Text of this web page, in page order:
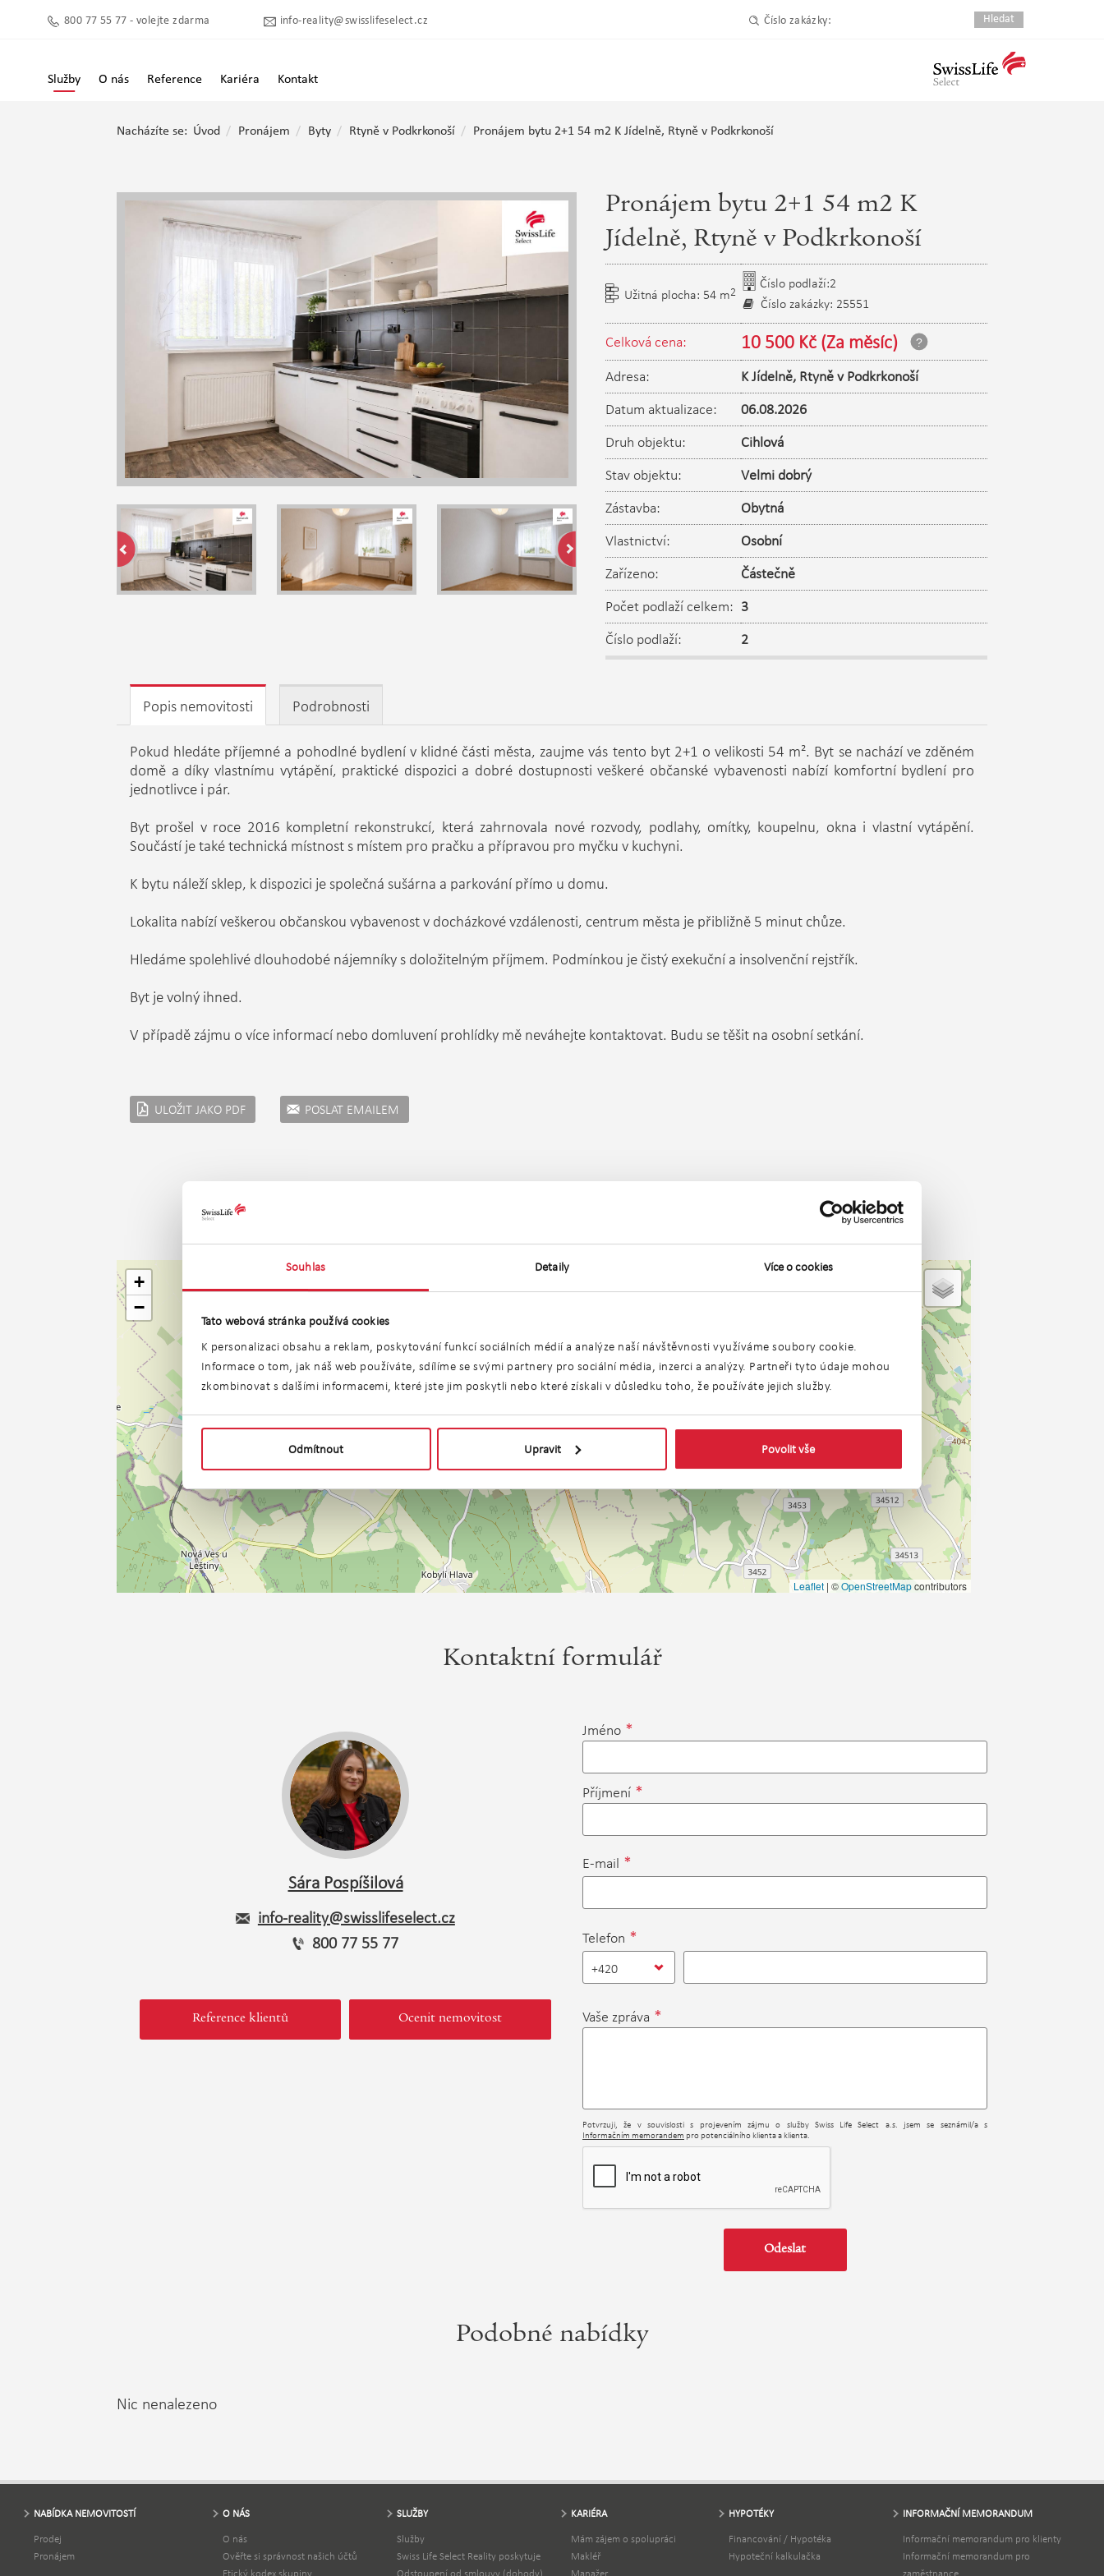
Souhlas Detaily Více o cookies
Tato webová stránka používá cookies
K personalizaci obsahu a reklam, poskytování funkcí sociálních médií a analýze naší návštěvnosti využíváme soubory cookie.
Informace o tom, jak náš web používáte, sdílíme se svými partnery pro sociální média, inzerci a analýzy. Partneři tyto údaje mohou
zkombinovat s dalšími informacemi, které jste jim poskytli nebo které získali v důsledku toho, že používáte jejich služby.
Odmítnout Upravit Povolit vše
800 77 55 77 - volejte zdarma info-reality@swisslifeselect.cz Číslo zakázky:
Služby O nás Reference Kariéra Kontakt
Nacházíte se: Úvod Pronájem Byty Rtyně v Podkrkonoší Pronájem bytu 2+1 54 m2 K Jídelně, Rtyně v Podkrkonoší
Pronájem bytu 2+1 54 m2 K
Jídelně, Rtyně v Podkrkonoší
Užitná plocha: 54 m2
Číslo podlaží:2
Číslo zakázky: 25551
Celková cena: 10 500 Kč (Za měsíc)
Adresa: K Jídelně, Rtyně v Podkrkonoší
Datum aktualizace:
06.08.2026
Druh objektu:
Cihlová
Stav objektu:
Velmi dobrý
Zástavba:
Obytná
Vlastnictví:
Osobní
Zařízeno:
Částečně
Počet podlaží celkem: 3
Číslo podlaží:
2
Popis nemovitosti Podrobnosti
Pokud hledáte příjemné a pohodlné bydlení v klidné části města, zaujme vás tento byt 2+1 o velikosti 54 m². Byt se nachází ve zděném
domě a díky vlastnímu vytápění, praktické dispozici a dobré dostupnosti veškeré občanské vybavenosti nabízí komfortní bydlení pro
jednotlivce i pár.
Byt prošel v roce 2016 kompletní rekonstrukcí, která zahrnovala nové rozvody, podlahy, omítky, koupelnu, okna i vlastní vytápění.
Součástí je také technická místnost s místem pro pračku a přípravou pro myčku v kuchyni.
K bytu náleží sklep, k dispozici je společná sušárna a parkování přímo u domu.
Lokalita nabízí veškerou občanskou vybavenost v docházkové vzdálenosti, centrum města je přibližně 5 minut chůze.
Hledáme spolehlivé dlouhodobé nájemníky s doložitelným příjmem. Podmínkou je čistý exekuční a insolvenční rejstřík.
Byt je volný ihned.
V případě zájmu o více informací nebo domluvení prohlídky mě neváhejte kontaktovat. Budu se těšit na osobní setkání.
ULOŽIT JAKO PDF POSLAT EMAILEM
+
−
Leaflet | ©OpenStreetMapcontributors
Kontaktní formulář
Sára Pospíšilová
info-reality@swisslifeselect.cz
800 77 55 77
Reference klientů Ocenit nemovitost
Jméno *
Příjmení *
E-mail *
Telefon *
+420
Vaše zpráva *
Potvrzuji, že v souvislosti s projevením zájmu o služby Swiss Life Select a.s. jsem se seznámil/a s
Informačním memorandem pro potenciálního klienta a klienta.
Podobné nabídky
Nic nenalezeno
NABÍDKA NEMOVITOSTÍ
Prodej
Pronájem
O NÁS
O nás
Ověřte si správnost našich účtů
Etický kodex skupiny
SLUŽBY
Služby
Swiss Life Select Reality poskytuje
Odstoupení od smlouvy (dohody)
KARIÉRA
Mám zájem o spolupráci
Makléř
Manažer
HYPOTÉKY
Financování / Hypotéka
Hypoteční kalkulačka
INFORMAČNÍ MEMORANDUM
Informační memorandum pro klienty
Informační memorandum pro
zaměstnance